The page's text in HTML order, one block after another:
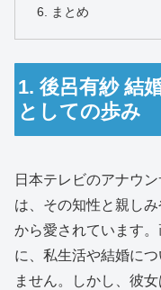
まとめ
1. 後呂有紗 結
としての歩み
日本テレビのアナウ
は、その知性と親し
から愛されています
に、私生活や結婚に
ません。しかし、彼